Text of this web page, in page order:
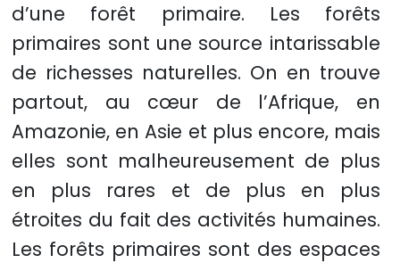
d’une forêt primaire. Les forêts
primaires sont une source intarissable
de richesses naturelles. On en trouve
partout, au cœur de l’Afrique, en
Amazonie, en Asie et plus encore, mais
elles sont malheureusement de plus
en plus rares et de plus en plus
étroites du fait des activités humaines.
Les forêts primaires sont des espaces